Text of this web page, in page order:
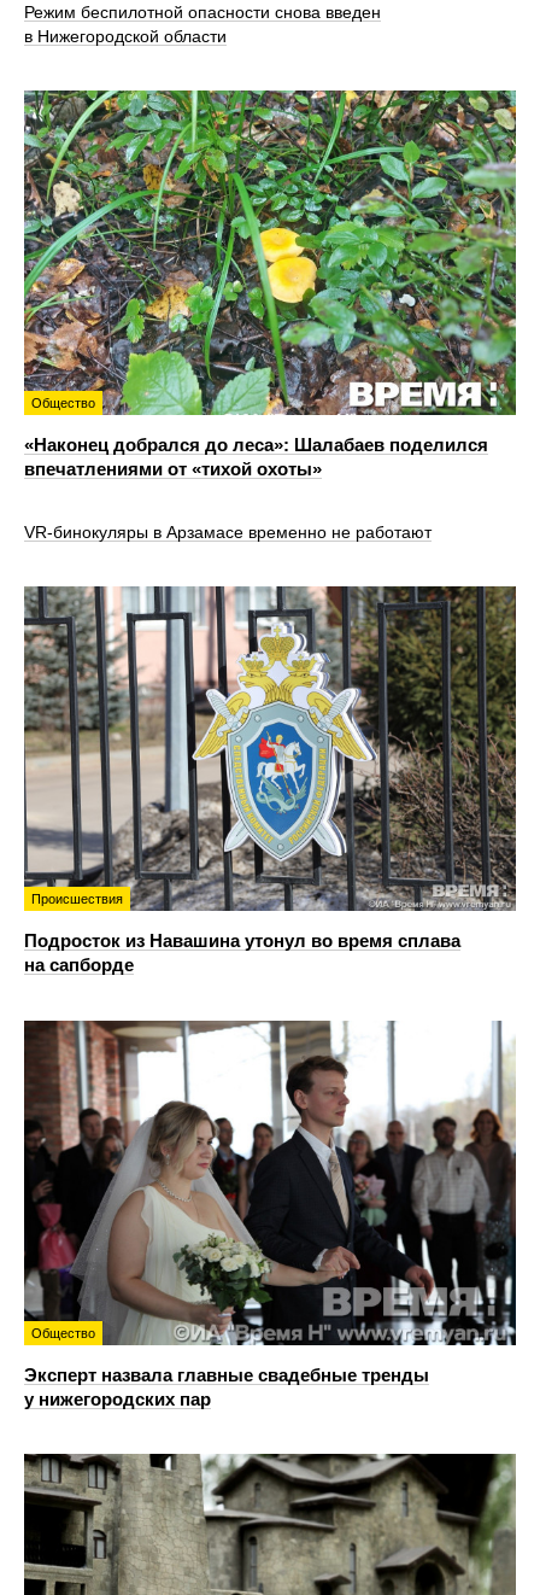
Режим беспилотной опасности снова введен
в Нижегородской области
Общество
«Наконец добрался до леса»: Шалабаев поделился
впечатлениями от «тихой охоты»
VR‑бинокуляры в Арзамасе временно не работают
Происшествия
Подросток из Навашина утонул во время сплава
на сапборде
Общество
Эксперт назвала главные свадебные тренды
у нижегородских пар